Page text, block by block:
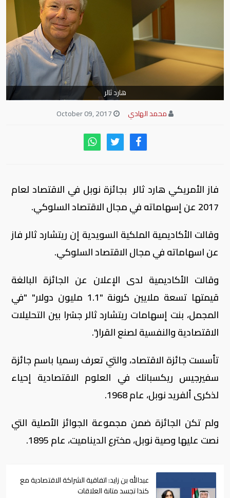
هارد ثالر
محمد الهادي
فاز الأمريكي هارد ثالر بجائزة نوبل في الاقتصاد لعام
2017 عن إسهاماته في مجال الاقتصاد السلوكي.
وقالت الأكاديمية الملكية السويدية إن ريتشارد ثالر فاز
عن اسهاماته في مجال الاقتصاد السلوكي.
وقالت الأكاديمية لدى الإعلان عن الجائزة البالغة
قيمتها تسعة ملايين كرونة "1.1 مليون دولار" "في
المجمل، بنت إسهامات ريتشارد ثالر جسًرا بين التحليلات
الاقتصادية والنفسية لصنع القرار".
تأسست جائزة الاقتصاد، والتي تعرف رسميا باسم جائزة
سفيرجيس ريكسبانك في العلوم الاقتصادية إحياء
لذكرى ألفريد نوبل، عام 1968.
ولم تكن الجائزة ضمن مجموعة الجوائز الأصلية التي
نصت عليها وصية نوبل، مخترع الديناميت، عام 1895.
عبدالله بن زايد: اتفاقية الشراكة الاقتصادية مع
كندا تجسد متانة العلاقات